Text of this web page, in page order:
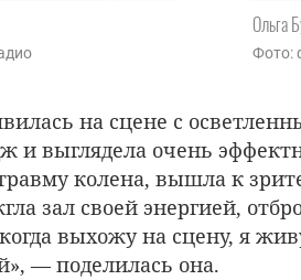
Ольга
Фото:
на сцене с
и выглядела очень
колена, вышла к
зал своей энергией,
выхожу на сцену, я
— поделилась она.